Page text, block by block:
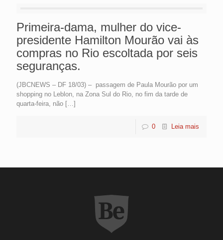
Primeira-dama, mulher do vice-
presidente Hamilton Mourão vai às
compras no Rio escoltada por seis
seguranças.
(JBCNEWS – DF 18/03) – passagem de Paula Mourão por um
shopping no Leblon, na Zona Sul do Rio, no fim da tarde de
quarta-feira, não […]
0 Leia mais